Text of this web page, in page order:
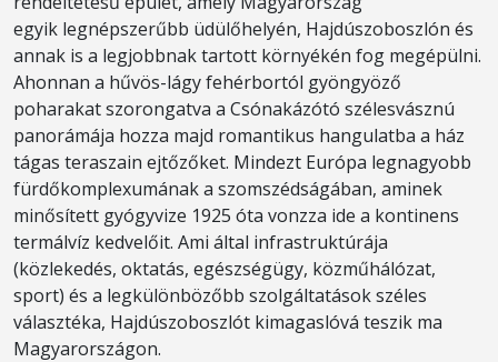
egyik legnépszerűbb üdülőhelyén, Hajdúszoboszlón és
annak is a legjobbnak tartott környékén fog megépülni.
Ahonnan a hűvös-lágy fehérbortól gyöngyöző
poharakat szorongatva a Csónakázótó szélesvásznú
panorámája hozza majd romantikus hangulatba a ház
tágas teraszain ejtőzőket. Mindezt Európa legnagyobb
fürdőkomplexumának a szomszédságában, aminek
minősített gyógyvize 1925 óta vonzza ide a kontinens
termálvíz kedvelőit. Ami által infrastruktúrája
(közlekedés, oktatás, egészségügy, közműhálózat,
sport) és a legkülönbözőbb szolgáltatások széles
választéka, Hajdúszoboszlót kimagaslóvá teszik ma
Magyarországon.